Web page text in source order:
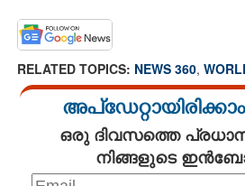
RELATED TOPICS: NEWS 360,
ഒരു ദിവസത്തെ
നിങ്ങളുടെ